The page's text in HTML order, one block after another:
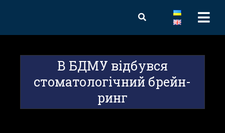
В БДМУ відбувся
стоматологічний брейн-
ринг